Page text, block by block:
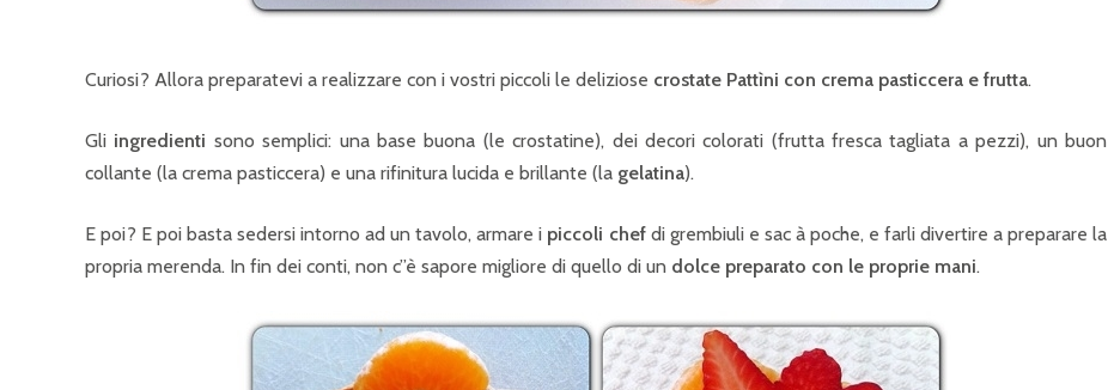
Curiosi? Allora preparatevi a realizzare con i vostri piccoli le deliziose crostate Pattìni con crema pasticcera e frutta.
Gli ingredienti sono semplici: una base buona (le crostatine), dei decori colorati (frutta fresca tagliata a pezzi), un buon
collante (la crema pasticcera) e una rifinitura lucida e brillante (la gelatina).
E poi? E poi basta sedersi intorno ad un tavolo, armare i piccoli chefdi grembiuli e sac à poche, e farli divertire a preparare la
propria merenda. In fin dei conti, non c”è sapore migliore di quello di un dolce preparato con le proprie mani.